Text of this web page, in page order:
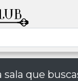
sala que